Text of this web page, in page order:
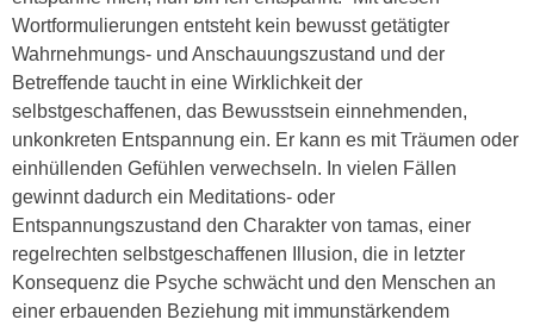
Wortformulierungen entsteht kein bewusst getätigter
Wahrnehmungs- und Anschauungszustand und der
Betreffende taucht in eine Wirklichkeit der
selbstgeschaffenen, das Bewusstsein einnehmenden,
unkonkreten Entspannung ein. Er kann es mit Träumen oder
einhüllenden Gefühlen verwechseln. In vielen Fällen
gewinnt dadurch ein Meditations- oder
Entspannungszustand den Charakter von tamas, einer
regelrechten selbstgeschaffenen Illusion, die in letzter
Konsequenz die Psyche schwächt und den Menschen an
einer erbauenden Beziehung mit immunstärkendem